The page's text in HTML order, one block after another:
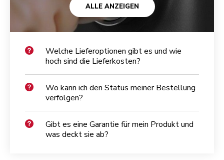
ALLE ANZEIGEN
Welche Lieferoptionen gibt es und wie
hoch sind die Lieferkosten?
Wo kann ich den Status meiner Bestellung
verfolgen?
Gibt es eine Garantie für mein Produkt und
was deckt sie ab?